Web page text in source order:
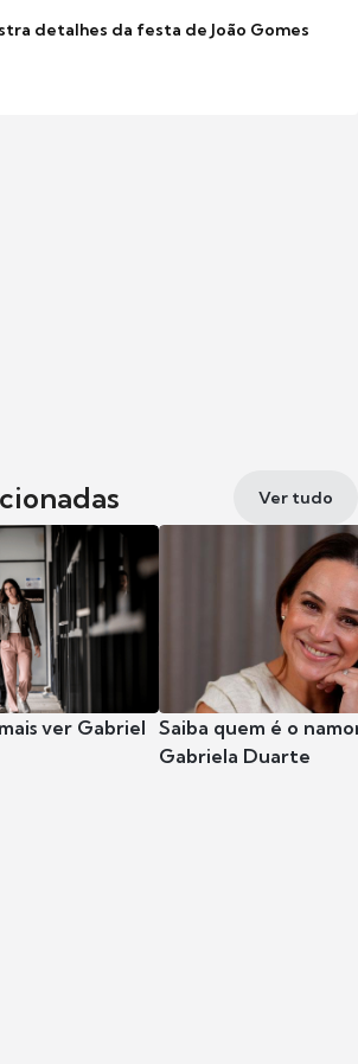
detalhes da festa de João Gomes
Ver tudo
ver Gabriel Saiba quem é o
Gabriela Duarte